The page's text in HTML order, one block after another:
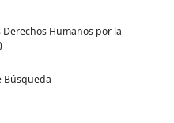
Humanos por la
Búsqueda